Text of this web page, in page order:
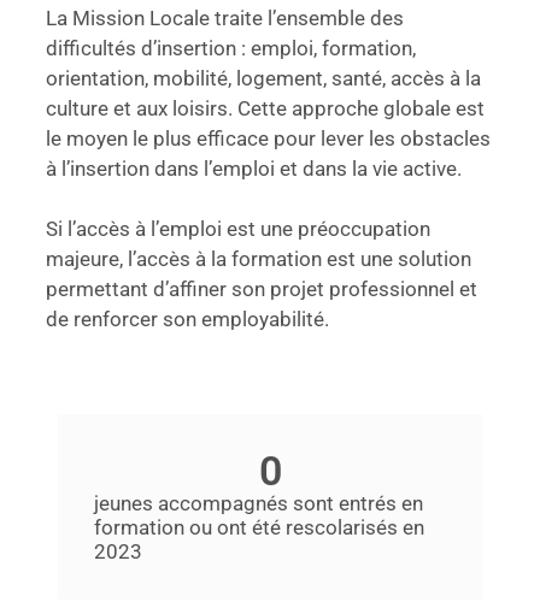
La Mission Locale traite l’ensemble des
difficultés d’insertion : emploi, formation,
orientation, mobilité, logement, santé, accès à la
culture et aux loisirs. Cette approche globale est
le moyen le plus efficace pour lever les obstacles
à l’insertion dans l’emploi et dans la vie active.
Si l’accès à l’emploi est une préoccupation
majeure, l’accès à la formation est une solution
permettant d’affiner son projet professionnel et
de renforcer son employabilité.
jeunes accompagnés sont entrés en
formation ou ont été rescolarisés en
2023
0